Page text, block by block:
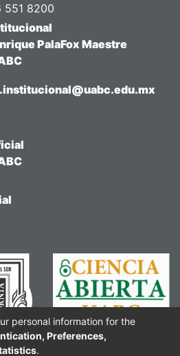
551 8200
PalaFox Maestre
personal information for the
Preferences,
.